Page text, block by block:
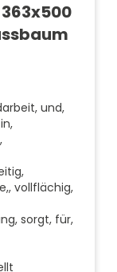
und,
vollflächig,
sorgt, für,